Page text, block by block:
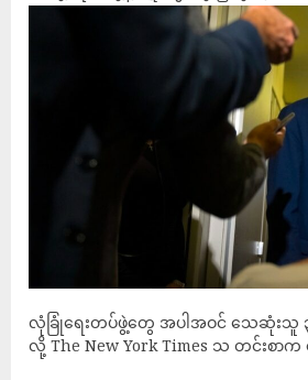
လုံခြုံရေးတပ်ဖွဲ့တွေ အပါအဝင် သေဆုံးသူ
လို့ The New York Times သ တင်းစာက